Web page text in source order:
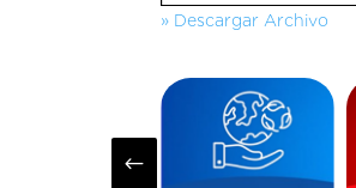
» Descargar Archivo
#